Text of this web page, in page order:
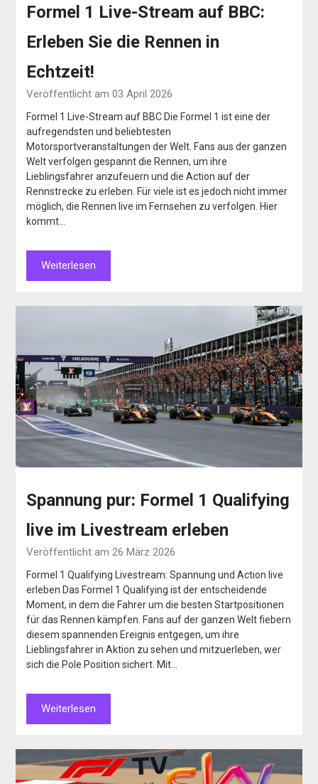
Formel 1 Live-Stream auf BBC:
Erleben Sie die Rennen in
Echtzeit!
Veröffentlicht am 03 April 2026
Formel 1 Live-Stream auf BBC Die Formel 1 ist eine der
aufregendsten und beliebtesten
Motorsportveranstaltungen der Welt. Fans aus der ganzen
Welt verfolgen gespannt die Rennen, um ihre
Lieblingsfahrer anzufeuern und die Action auf der
Rennstrecke zu erleben. Für viele ist es jedoch nicht immer
möglich, die Rennen live im Fernsehen zu verfolgen. Hier
kommt…
Weiterlesen
Spannung pur: Formel 1 Qualifying
live im Livestream erleben
Veröffentlicht am 26 März 2026
Formel 1 Qualifying Livestream: Spannung und Action live
erleben Das Formel 1 Qualifying ist der entscheidende
Moment, in dem die Fahrer um die besten Startpositionen
für das Rennen kämpfen. Fans auf der ganzen Welt fiebern
diesem spannenden Ereignis entgegen, um ihre
Lieblingsfahrer in Aktion zu sehen und mitzuerleben, wer
sich die Pole Position sichert. Mit…
Weiterlesen